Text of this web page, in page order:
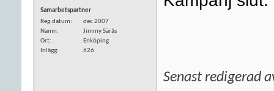
Samarbetspartner
Reg.datum
dec 2007
Namn
Jimmy Särås
Ort
Enköping
Inlägg
626
Senast redigerad